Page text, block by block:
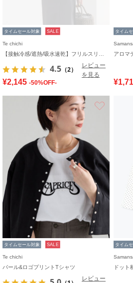
タイムセール対象 SALE
Te chichi
4.5 （2）
レビュー
を見る
¥2,145 -50%OFF-
タイム
アロマ
タイムセール対象 SALE
Te chichi
パール&ロゴプリントTシャツ
レビュー
タイム
ドット